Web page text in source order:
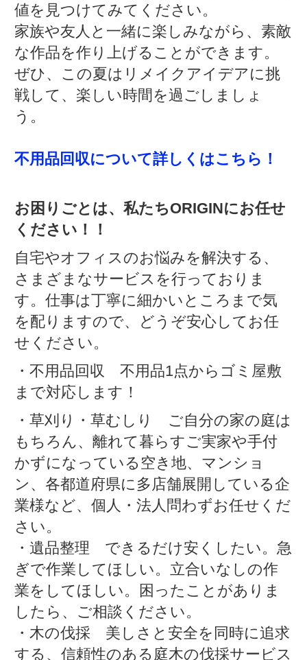
値を見つけてみてください。
家族や友人と一緒に楽しみながら、素敵
な作品を作り上げることができます。
ぜひ、この夏はリメイクアイデアに挑
戦して、楽しい時間を過ごしましょ
う。
不用品回収について詳しくはこちら！
お困りごとは、私たちORIGINにお任せ
ください！！
自宅やオフィスのお悩みを解決する、
さまざまなサービスを行っておりま
す。仕事は丁寧に細かいところまで気
を配りますので、どうぞ安心してお任
せください。
・不用品回収 不用品1点からゴミ屋敷
まで対応します！
・草刈り・草むしり ご自分の家の庭は
もちろん、離れて暮らすご実家や手付
かずになっている空き地、マンショ
ン、各都道府県に多店舗展開している企
業様など、個人・法人問わずお任せくだ
さい。
・遺品整理 できるだけ安くしたい。急
ぎで作業してほしい。立合いなしの作
業をしてほしい。困ったことがありま
したら、ご相談ください。
・木の伐採 美しさと安全を同時に追求
する、信頼性のある庭木の伐採サービス